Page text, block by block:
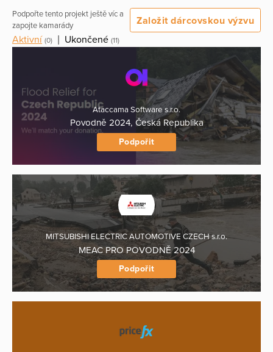
Podpořte tento projekt ještě víc a
zapojte kamarády
Založit dárcovskou výzvu
Aktivní (0) Ukončené (11)
Ataccama Software s.r.o.
Povodně 2024, Česká Republika
Podpořit
MITSUBISHI ELECTRIC AUTOMOTIVE CZECH s.r.o.
MEAC PRO POVODNĚ 2024
Podpořit